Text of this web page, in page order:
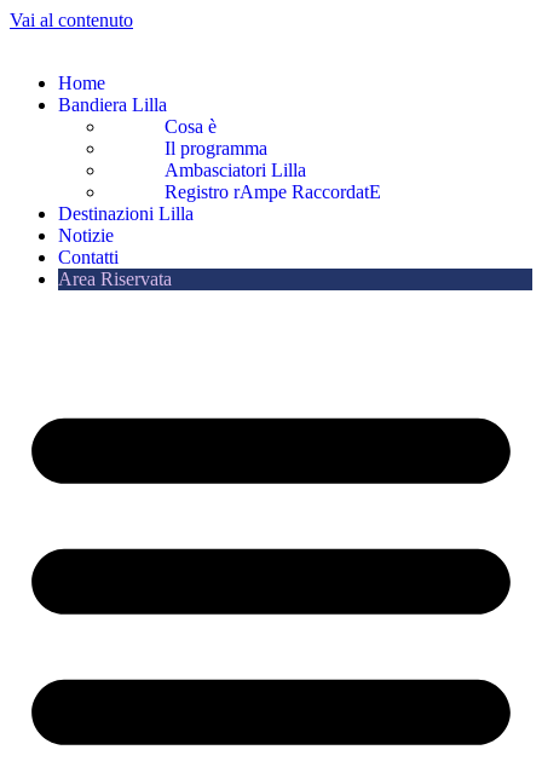
Vai al contenuto
Home
Bandiera Lilla
Cosa è
Il programma
Ambasciatori Lilla
Registro rAmpe RaccordatE
Destinazioni Lilla
Notizie
Contatti
Area Riservata